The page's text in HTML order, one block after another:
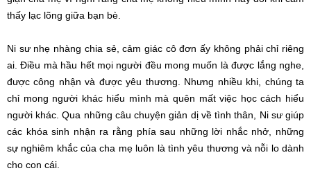
thấy lạc lõng giữa bạn bè.
Ni sư nhẹ nhàng chia sẻ, cảm giác cô đơn ấy không phải chỉ riêng
ai. Điều mà hầu hết mọi người đều mong muốn là được lắng nghe,
được công nhận và được yêu thương. Nhưng nhiều khi, chúng ta
chỉ mong người khác hiểu mình mà quên mất việc học cách hiểu
người khác. Qua những câu chuyện giản dị về tình thân, Ni sư giúp
các khóa sinh nhận ra rằng phía sau những lời nhắc nhở, những
sự nghiêm khắc của cha mẹ luôn là tình yêu thương và nỗi lo dành
cho con cái.